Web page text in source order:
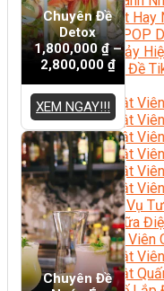
Học Hát Hay
Học K-POP
Học Nhảy
Chuyên Đề
Kỹ Thuật – Công
Kỹ Thuật
Kỹ Thuật
Kỹ Thuật
Kỹ Thuật
Kỹ Thuật
Kỹ Thuật
Nghiệp Vụ
Sửa Chữa
Chuyên Viên
Kỹ Thuật
Kỹ Thuật
Chuyên Đề
Detox
1,800,000₫–
2,800,000 ₫
XEM NGAY!!!
Chuyên Đề